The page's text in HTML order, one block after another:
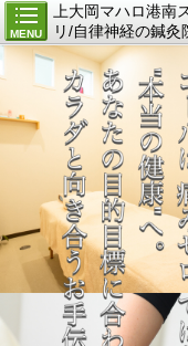
MENU
上大岡マハロ港南
リ/自律神経の鍼